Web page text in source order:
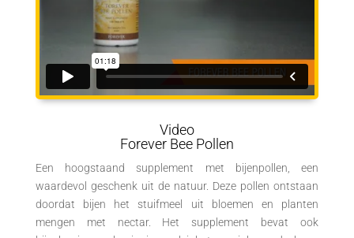
Video
Forever Bee Pollen
Een hoogstaand supplement met bijenpollen, een
waardevol geschenk uit de natuur. Deze pollen ontstaan
doordat bijen het stuifmeel uit bloemen en planten
mengen met nectar. Het supplement bevat ook